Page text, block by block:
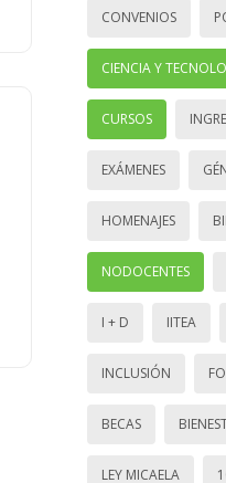
CONVENIOS
CIENCIA Y
CURSOS
EXÁMENES
HOMENAJES
NODOCENTES
I + D IITEA
INCLUSIÓN
BECAS
LEY MICAELA